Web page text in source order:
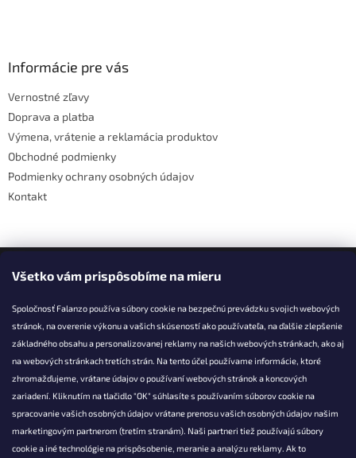
Všetko vám prispôsobíme na mieru
Spoločnosť Falanzo používa súbory cookie na bezpečnú prevádzku svojich webových
stránok, na overenie výkonu a vašich skúseností ako používateľa, na ďalšie zlepšenie
základného obsahu a personalizovanej reklamy na našich webových stránkach, ako aj
na webových stránkach tretích strán. Na tento účel používame informácie, ktoré
zhromažďujeme, vrátane údajov o používaní webových stránok a koncových
zariadení. Kliknutím na tlačidlo "OK" súhlasíte s používaním súborov cookie na
spracovanie vašich osobných údajov vrátane prenosu vašich osobných údajov našim
marketingovým partnerom (tretím stranám). Naši partneri tiež používajú súbory
cookie a iné technológie na prispôsobenie, meranie a analýzu reklamy. Ak to
Informácie pre vás
Vernostné zľavy
Doprava a platba
Výmena, vrátenie a reklamácia produktov
Obchodné podmienky
Podmienky ochrany osobných údajov
Kontakt
Facebook
KONTAKT
info@falanzo.sk
Falanzo.sk
FalanzoSK